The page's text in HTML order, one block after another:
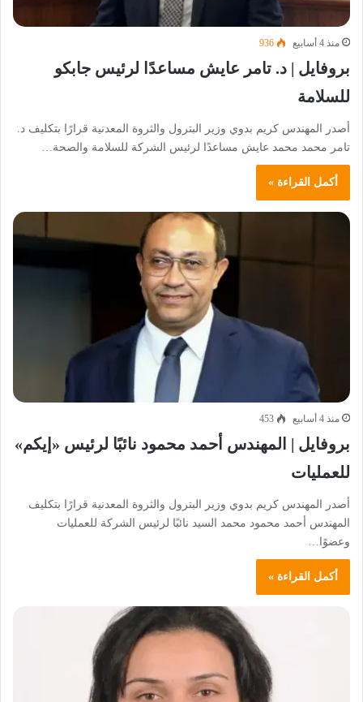
منذ 4 أسابيع 936
بروفايل | د. تامر عايش مساعدًا لرئيس جابكو
للسلامة
أصدر المهندس كريم بدوي وزير البترول والثروة المعدنية قرارًا بتكليف د.
تامر محمد محمد عايش مساعدًا لرئيس الشركة للسلامة والصحة…
أكمل القراءة »
منذ 4 أسابيع 453
بروفايل | المهندس أحمد محمود نائبًا لرئيس «إيكم»
للعمليات
أصدر المهندس كريم بدوي وزير البترول والثروة المعدنية قرارًا بتكليف
المهندس أحمد محمود محمد السيد نائبًا لرئيس الشركة للعمليات
وعضوًا…
أكمل القراءة »